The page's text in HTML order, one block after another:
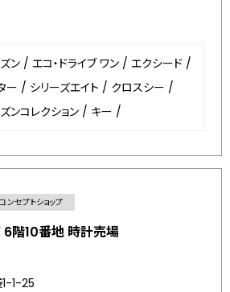
ン / エコ・ドライブ ワン / エクシード /
ー / シリーズエイト / クロスシー /
ンコレクション / キー /
コンセプトショップ
階10番地 時計売場
1-25